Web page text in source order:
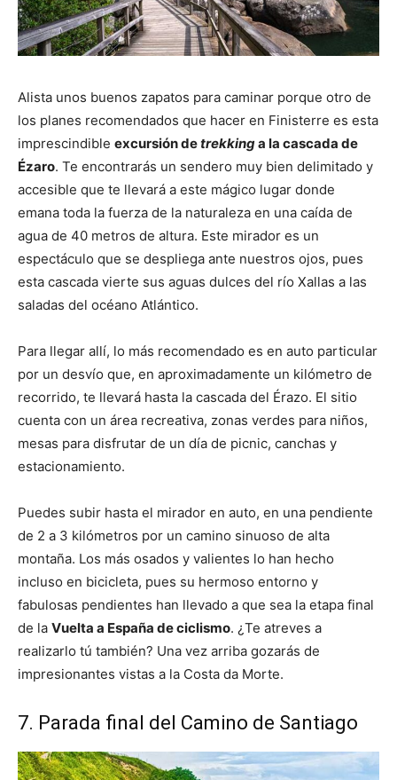
Alista unos buenos zapatos para caminar porque otro de
los planes recomendados que hacer en Finisterre es esta
imprescindible excursión detrekkinga la cascada de
Ézaro. Te encontrarás un sendero muy bien delimitado y
accesible que te llevará a este mágico lugar donde
emana toda la fuerza de la naturaleza en una caída de
agua de 40 metros de altura. Este mirador es un
espectáculo que se despliega ante nuestros ojos, pues
esta cascada vierte sus aguas dulces del río Xallas a las
saladas del océano Atlántico.
Para llegar allí, lo más recomendado es en auto particular
por un desvío que, en aproximadamente un kilómetro de
recorrido, te llevará hasta la cascada del Érazo. El sitio
cuenta con un área recreativa, zonas verdes para niños,
mesas para disfrutar de un día de picnic, canchas y
estacionamiento.
Puedes subir hasta el mirador en auto, en una pendiente
de 2 a 3 kilómetros por un camino sinuoso de alta
montaña. Los más osados y valientes lo han hecho
incluso en bicicleta, pues su hermoso entorno y
fabulosas pendientes han llevado a que sea la etapa final
de la Vuelta a España de ciclismo. ¿Te atreves a
realizarlo tú también? Una vez arriba gozarás de
impresionantes vistas a la Costa da Morte.
7. Parada final del Camino de Santiago